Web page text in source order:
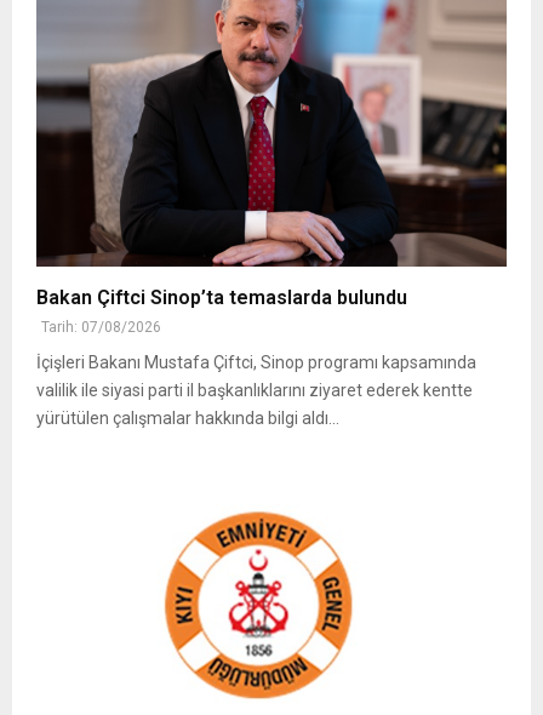
Bakan Çiftci Sinop’ta temaslarda bulundu
Tarih: 07/08/2026
İçişleri Bakanı Mustafa Çiftci, Sinop programı kapsamında
valilik ile siyasi parti il başkanlıklarını ziyaret ederek kentte
yürütülen çalışmalar hakkında bilgi aldı...